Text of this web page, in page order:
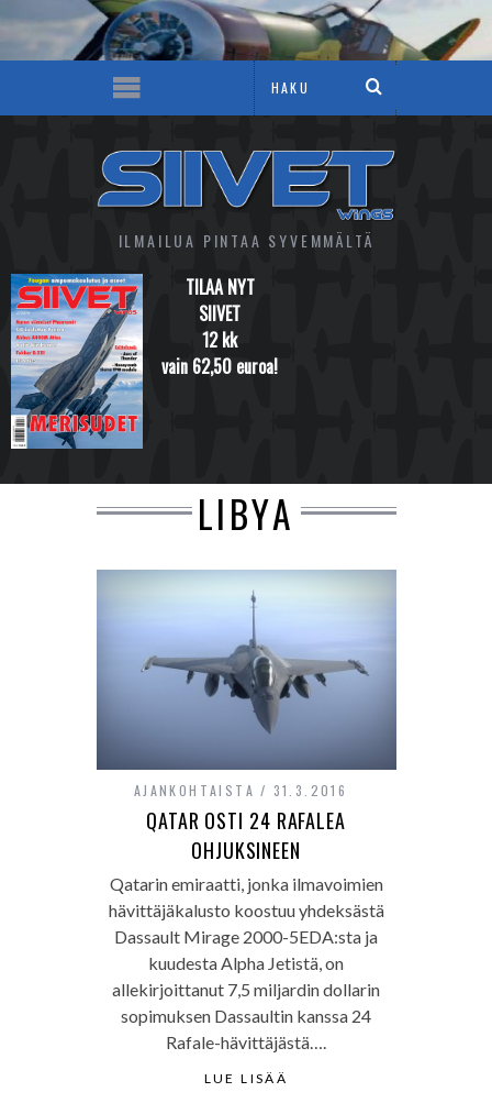
ILMAILUA PINTAA SYVEMMÄLTÄ
TILAA NYT
SIIVET
12 kk
vain 62,50 euroa!
LIBYA
AJANKOHTAISTA 31.3.2016
QATAR OSTI 24 RAFALEA
OHJUKSINEEN
Qatarin emiraatti, jonka ilmavoimien
hävittäjäkalusto koostuu yhdeksästä
Dassault Mirage 2000-5EDA:sta ja
kuudesta Alpha Jetistä, on
allekirjoittanut 7,5 miljardin dollarin
sopimuksen Dassaultin kanssa 24
Rafale-hävittäjästä….
LUE LISÄÄ